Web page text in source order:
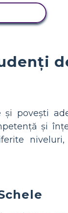
povești
și